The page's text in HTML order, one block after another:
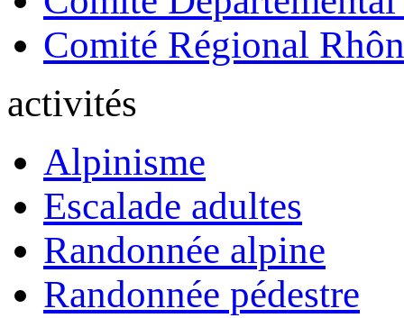
Comité Régional
activités
Alpinisme
Escalade adultes
Randonnée alpine
Randonnée pédestre